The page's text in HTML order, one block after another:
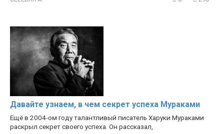
Давайте узнаем, в чем секрет успеха Мураками
Ещё в 2004-ом году талантливый писатель Харуки Мураками
раскрыл секрет своего успеха. Он рассказал,